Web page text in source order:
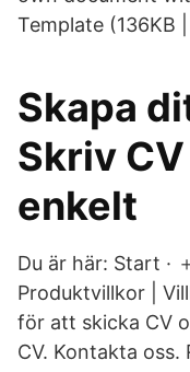
Template (136KB
Skapa
Skriv
enkelt
Du är här: Start ·
Produktvillkor |
för att skicka CV
CV. Kontakta oss.